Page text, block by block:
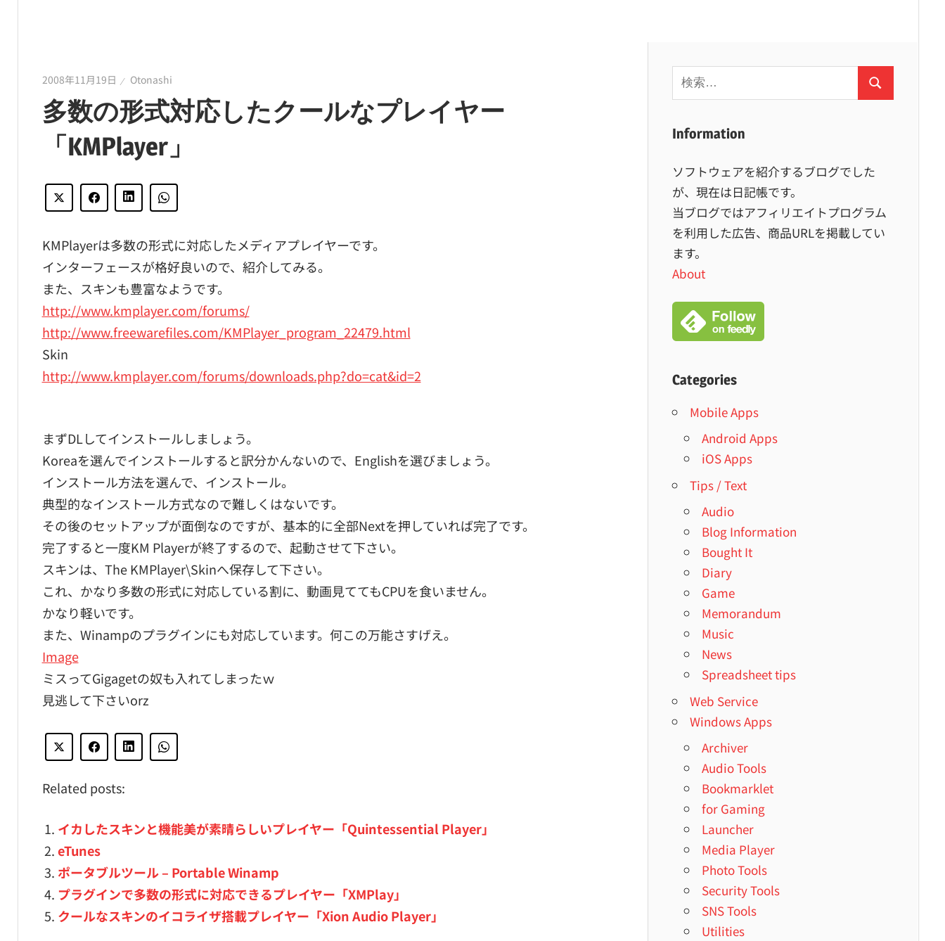
2008年11月19日 Otonashi
多数の形式対応したクールなプレイヤー
「KMPlayer」
KMPlayerは多数の形式に対応したメディアプレイヤーです。
インターフェースが格好良いので、紹介してみる。
また、スキンも豊富なようです。
http://www.kmplayer.com/forums/
http://www.freewarefiles.com/KMPlayer_program_22479.html
Skin
http://www.kmplayer.com/forums/downloads.php?do=cat&id=2
まずDLしてインストールしましょう。
Koreaを選んでインストールすると訳分かんないので、Englishを選びましょう。
インストール方法を選んで、インストール。
典型的なインストール方式なので難しくはないです。
その後のセットアップが面倒なのですが、基本的に全部Nextを押していれば完了です。
完了すると一度KM Playerが終了するので、起動させて下さい。
スキンは、The KMPlayer\Skinへ保存して下さい。
これ、かなり多数の形式に対応している割に、動画見ててもCPUを食いません。
かなり軽いです。
また、Winampのプラグインにも対応しています。何この万能さすげえ。
Image
ミスってGigagetの奴も入れてしまったｗ
見逃して下さいorz
Related posts:
イカしたスキンと機能美が素晴らしいプレイヤー「Quintessential Player」
eTunes
ポータブルツール – Portable Winamp
プラグインで多数の形式に対応できるプレイヤー「XMPlay」
クールなスキンのイコライザ搭載プレイヤー「Xion Audio Player」
検
索:
検
Information
ソフトウェアを紹介するブログでした
が、現在は日記帳です。
当ブログではアフィリエイトプログラム
を利用した広告、商品URLを掲載してい
ます。
About
Categories
Mobile Apps
Android Apps
iOS Apps
Tips / Text
Audio
Blog Information
Bought It
Diary
Game
Memorandum
Music
News
Spreadsheet tips
Web Service
Windows Apps
Archiver
Audio Tools
Bookmarklet
for Gaming
Launcher
Media Player
Photo Tools
Security Tools
SNS Tools
Utilities